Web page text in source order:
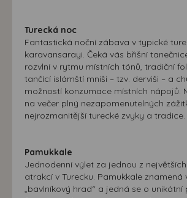
Turecká noc
Fantastická noční zábava v typické
karavansarayi. Čeká vás břišní
rozvlní v rytmu místních tónů, tradiční
tančící islámští mniši – tzv. derviši – a
možností konzumace místních nápojů.
na večer plný nezapomenutelných
nejrozmanitější turecké zvyky a tradice.
Pamukkale
Jednodenní výlet za jednou z
atrakcí v Turecku. Pamukkale znamená
„bavlníkový hrad“ a jedná se o unikátní